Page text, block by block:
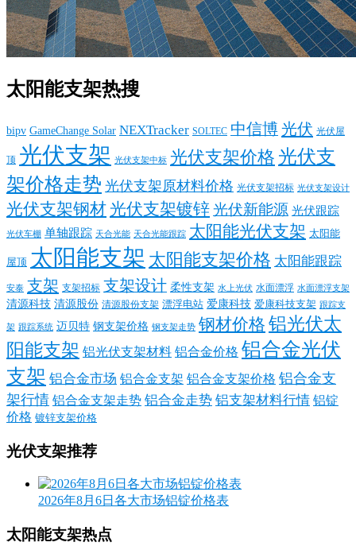
太阳能支架热搜
bipv GameChange Solar NEXTracker SOLTEC 中信博光伏 光伏屋
顶 光伏支架 光伏支架中标 光伏支架价格 光伏支
架价格走势 光伏支架原材料价格 光伏支架招标 光伏支架设计
光伏支架钢材光伏支架镀锌光伏新能源 光伏跟踪
光伏车棚 单轴跟踪 天合光能 天合光能跟踪 太阳能光伏支架 太阳能
屋顶 太阳能支架 太阳能支架价格 太阳能跟踪
安泰 支架 支架招标 支架设计 柔性支架 水上光伏 水面漂浮 水面漂浮支架
清源科技 清源股份 清源股份支架 漂浮电站 爱康科技 爱康科技支架 跟踪支
架 跟踪系统 迈贝特 钢支架价格 钢支架走势 钢材价格 铝光伏太
阳能支架 铝光伏支架材料 铝合金价格 铝合金光伏
支架 铝合金市场 铝合金支架 铝合金支架价格 铝合金支
架行情 铝合金支架走势 铝合金走势 铝支架材料行情 铝锭
价格 镀锌支架价格
光伏支架推荐
2026年8月6日各大市场铝锭价格表
太阳能支架热点